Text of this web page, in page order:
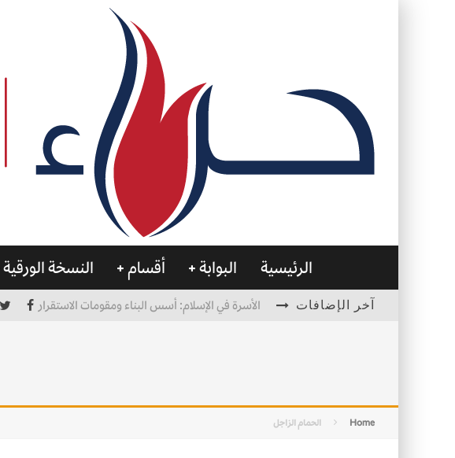
الرئيسية البوابة أقسام النسخة الورقية
آخر الإضافات الأسرة في الإسلام: أسس البناء ومقومات الاستقرار
Home الحمام الزاجل